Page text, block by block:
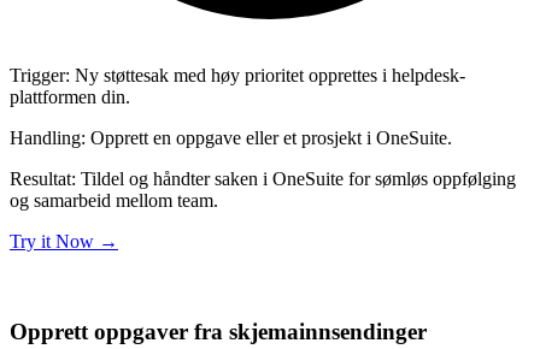
Trigger: Ny støttesak med høy prioritet opprettes i helpdesk-
plattformen din.
Handling: Opprett en oppgave eller et prosjekt i OneSuite.
Resultat: Tildel og håndter saken i OneSuite for sømløs oppfølging
og samarbeid mellom team.
Try it Now →
Opprett oppgaver fra skjemainnsendinger